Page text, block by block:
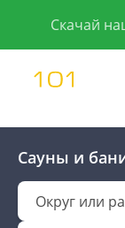
Скачай
Сауны и
Округ или